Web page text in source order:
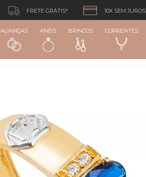
FRETE GRÁTIS* 10X SEM JUROS
ALIANÇAS ANÉIS BRINCOS CORRENTES